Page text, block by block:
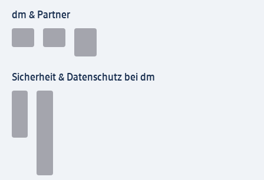
dm & Partner
Sicherheit & Datenschutz bei dm